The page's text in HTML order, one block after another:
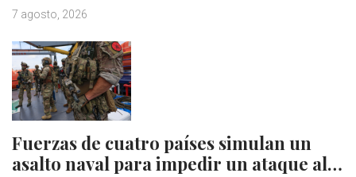
7 agosto, 2026
Fuerzas de cuatro países simulan un
asalto naval para impedir un ataque al…